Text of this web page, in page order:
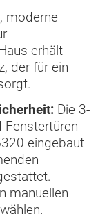
moderne
erhält
der für ein
Die 3-
Fenstertüren
eingebaut
manuellen